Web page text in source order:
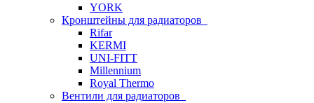
YORK
Кронштейны для радиаторов
Rifar
KERMI
UNI-FITT
Millennium
Royal Thermo
Вентили для радиаторов